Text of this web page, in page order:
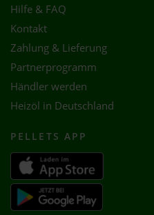
Hilfe & FAQ
Kontakt
Zahlung & Lieferung
Partnerprogramm
Händler werden
Heizöl in Deutschland
PELLETS APP